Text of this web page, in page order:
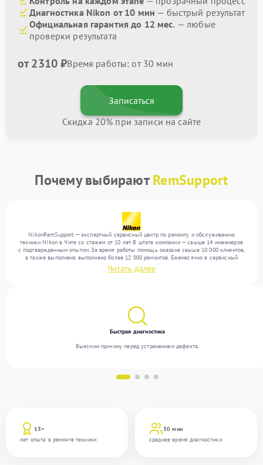
Диагностика Nikon от 10 мин — быстрый результат
Официальная гарантия до 12 мес. — любые
проверки результата
от 2310 ₽Время работы: от 30 мин
Записаться
Скидка 20% при записи на сайте
Почему выбираютRemSupport
NikonRemSupport — экспертный сервисный центр по ремонту и обслуживанию
техники Nikon в Чите со стажем от 10 лет. В штате компании — свыше 14 инженеров
с подтвержденным опытом. За время работы помощь оказана свыше 10 000 клиентов,
а также выполнено выполнено более 12 000 ремонтов. Ежемесячно в сервисный
центр поступает свыше 300 единиц техники, включая , , . Мы работаем с широким
спектром неисправностей и обеспечиваем надежный результат благодаря опыту
Читать далее
13+
лет опыта в ремонте техники
30 мин
среднее время диагностики
Быстрая диагностика
Выясним причину перед устранением дефекта.